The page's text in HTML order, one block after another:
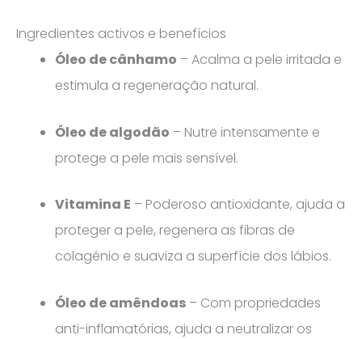
Ingredientes activos e benefícios
Óleo de cânhamo – Acalma a pele irritada e
estimula a regeneração natural.
Óleo de algodão – Nutre intensamente e
protege a pele mais sensível.
Vitamina E – Poderoso antioxidante, ajuda a
proteger a pele, regenera as fibras de
colagénio e suaviza a superfície dos lábios.
Óleo de amêndoas – Com propriedades
anti-inflamatórias, ajuda a neutralizar os